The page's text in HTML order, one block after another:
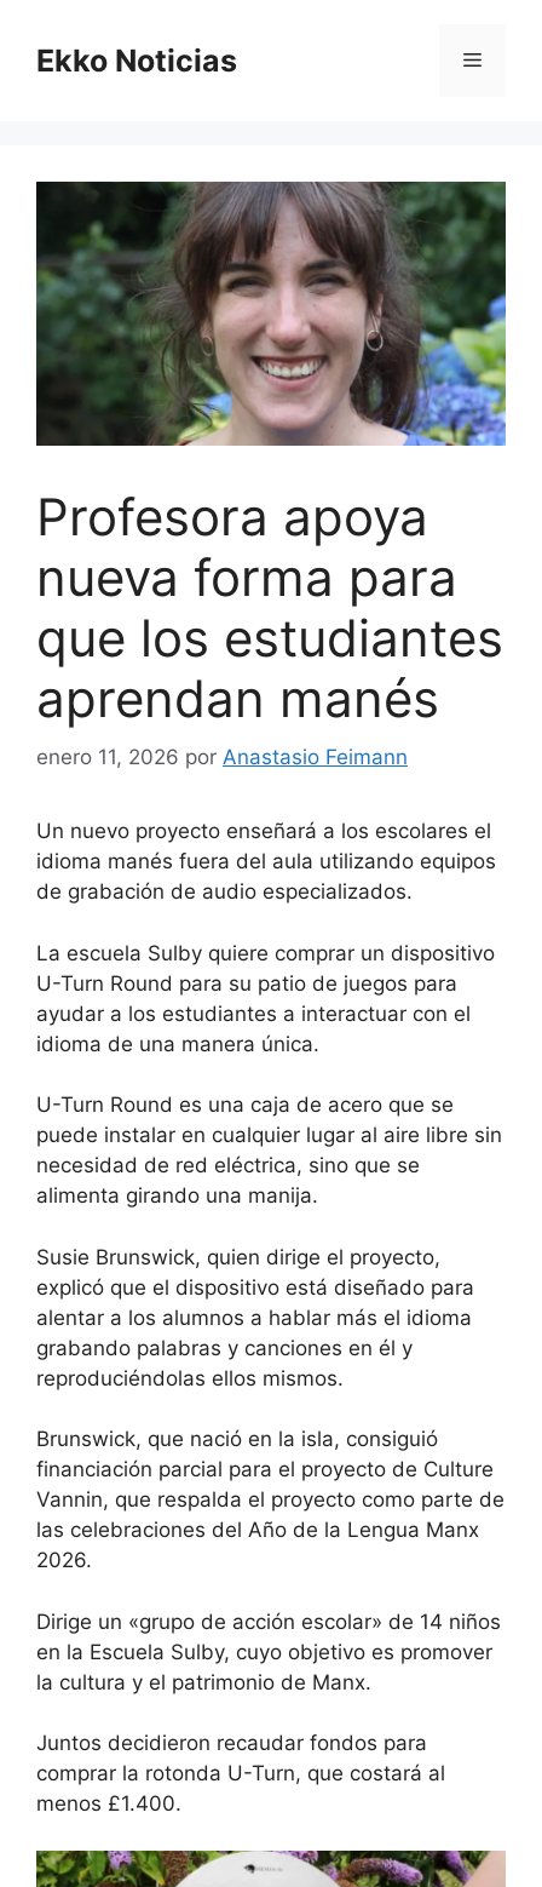
contenido
Ekko Noticias Menú
Profesora apoya
nueva forma para
que los estudiantes
aprendan manés
enero 11, 2026 por Anastasio Feimann
Un nuevo proyecto enseñará a los escolares el
idioma manés fuera del aula utilizando equipos
de grabación de audio especializados.
La escuela Sulby quiere comprar un dispositivo
U-Turn Round para su patio de juegos para
ayudar a los estudiantes a interactuar con el
idioma de una manera única.
U-Turn Round es una caja de acero que se
puede instalar en cualquier lugar al aire libre sin
necesidad de red eléctrica, sino que se
alimenta girando una manija.
Susie Brunswick, quien dirige el proyecto,
explicó que el dispositivo está diseñado para
alentar a los alumnos a hablar más el idioma
grabando palabras y canciones en él y
reproduciéndolas ellos mismos.
Brunswick, que nació en la isla, consiguió
financiación parcial para el proyecto de Culture
Vannin, que respalda el proyecto como parte de
las celebraciones del Año de la Lengua Manx
2026.
Dirige un «grupo de acción escolar» de 14 niños
en la Escuela Sulby, cuyo objetivo es promover
la cultura y el patrimonio de Manx.
Juntos decidieron recaudar fondos para
comprar la rotonda U-Turn, que costará al
menos £1.400.